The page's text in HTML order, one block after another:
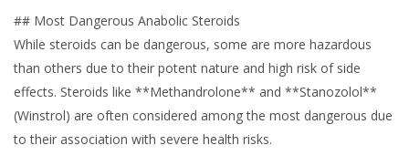
## Most Dangerous Anabolic Steroids
While steroids can be dangerous, some are more hazardous
than others due to their potent nature and high risk of side
effects. Steroids like **Methandrolone** and **Stanozolol**
(Winstrol) are often considered among the most dangerous due
to their association with severe health risks.